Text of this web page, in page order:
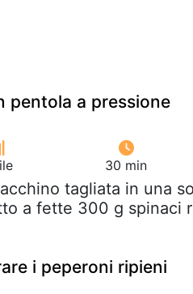
pentola a pressione
30 min
tagliata in una
a fette 300 g spinaci
i peperoni ripieni